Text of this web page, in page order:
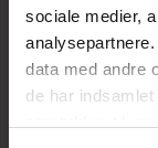
sociale medier,
data med andre
de har